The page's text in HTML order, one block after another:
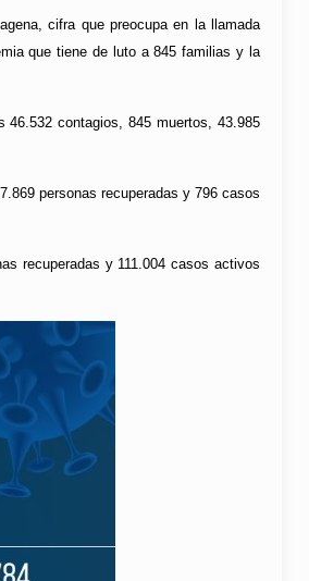
cifra que preocupa en la llamada
que tiene de luto a 845 familias y la
contagios, 845 muertos, 43.985
personas recuperadas y 796 casos
recuperadas y 111.004 casos activos